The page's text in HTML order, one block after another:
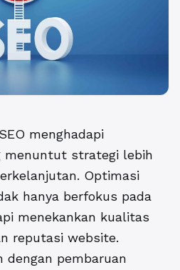
menghadapi
menuntut strategi lebih
Optimasi
hanya berfokus pada
menekankan kualitas
reputasi website.
dengan pembaruan